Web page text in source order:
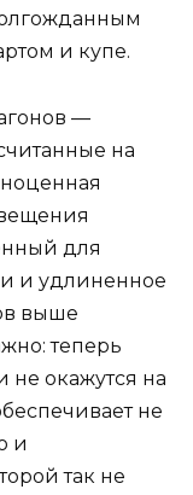
и купе.
—
на
для
и удлиненное
выше
теперь
не окажутся на
не
и
так не